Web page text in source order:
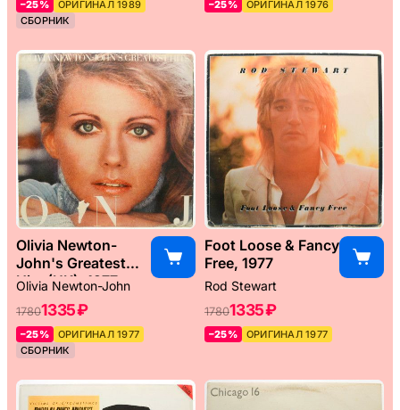
–25%
ОРИГИНАЛ 1989
СБОРНИК
–25% ОРИГИНАЛ 1976
Olivia Newton-
John's Greatest
Hits (UK), 1977
Olivia Newton-John
17801335 ₽
–25%
ОРИГИНАЛ 1977
СБОРНИК
Foot Loose & Fancy
Free, 1977
Rod Stewart
17801335 ₽
–25% ОРИГИНАЛ 1977